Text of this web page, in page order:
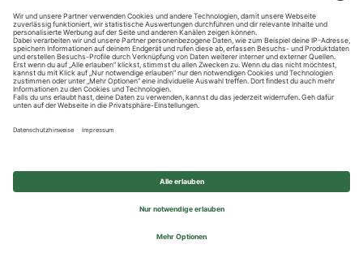
Datenschutzhinweise
Impressum
Privatsphäre-Einstellungen
© 2026 REWE Group - All rights reserved